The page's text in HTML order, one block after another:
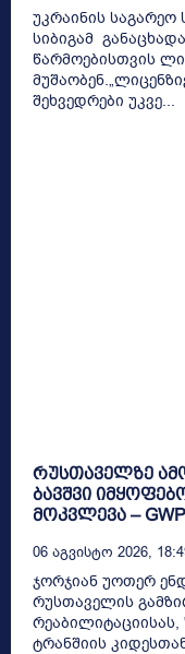
უკრაინის საგარეო
სიბიგამ
წარმოებისთვის
შეხვედრები უკვე...
რუსთაველზე
ბავშვი
მოკვლევა – GWP
06 Აგვისტო 2026,
ჯორჯიან უოთერ ენდ
რუსთაველის
ტრანშიის